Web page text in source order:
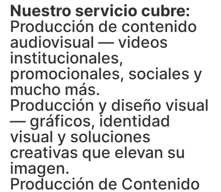
Nuestro servicio cubre:
Producción de contenido
audiovisual — videos
institucionales,
promocionales, sociales y
mucho más.
Producción y diseño visual
— gráficos, identidad
visual y soluciones
creativas que elevan su
imagen.
Producción de Contenido